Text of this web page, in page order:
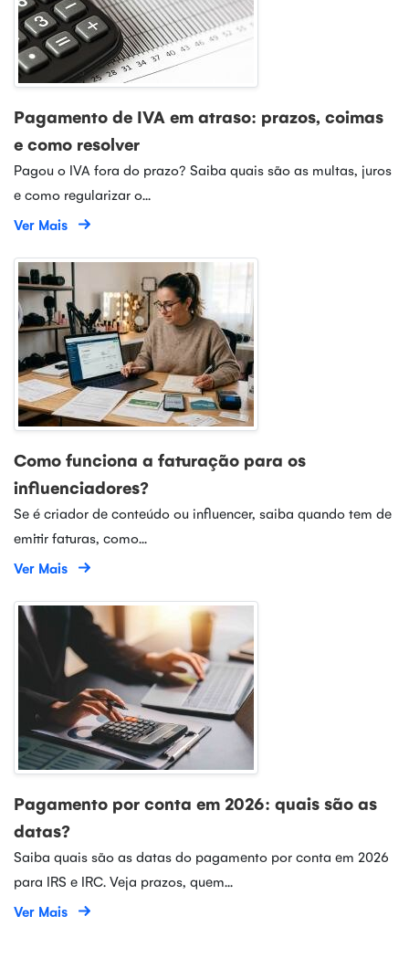
Pagamento de IVA em atraso: prazos, coimas
e como resolver
Pagou o IVA fora do prazo? Saiba quais são as multas, juros
e como regularizar o...
Ver Mais
Como funciona a faturação para os
influenciadores?
Se é criador de conteúdo ou influencer, saiba quando tem de
emitir faturas, como...
Ver Mais
Pagamento por conta em 2026: quais são as
datas?
Saiba quais são as datas do pagamento por conta em 2026
para IRS e IRC. Veja prazos, quem...
Ver Mais